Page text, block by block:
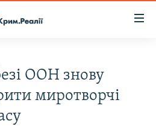
ООН знову
миротворчі